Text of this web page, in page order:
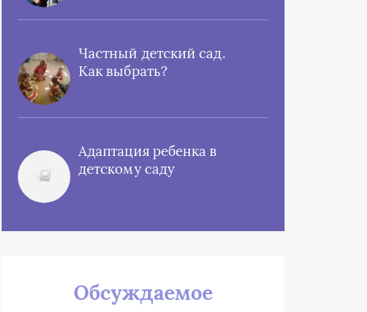
Частный детский сад.
Как выбрать?
Адаптация ребенка в
детскому саду
Обсуждаемое